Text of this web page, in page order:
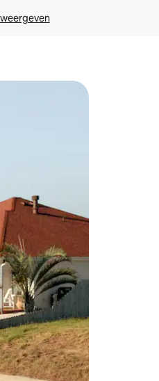
te tikken of swipen.